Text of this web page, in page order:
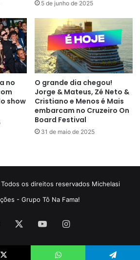
5 de junho de 2025
no
show
O grande dia chegou!
Jorge & Mateus, Zé Neto &
Cristiano e Menos é Mais
embarcam no Cruzeiro On
Board Festival
31 de maio de 2025
os direitos reservados Michelasi
- Grupo Tô Na Fama!
Facebook YouTubeInstagram